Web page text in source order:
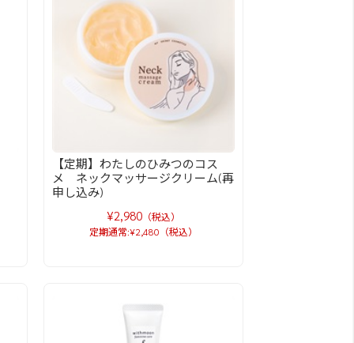
【定期】わたしのひみつのコス
メ ネックマッサージクリーム(再
申し込み)
¥2,980 （税込）
定期通常:¥2,480（税込）